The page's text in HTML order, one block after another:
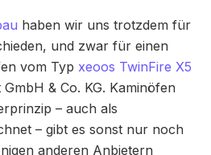
haben wir uns trotzdem für
und zwar für einen
vom Typ xeoos TwinFire X5
& Co. KG. Kaminöfen
– auch als
– gibt es sonst nur noch
anderen Anbietern